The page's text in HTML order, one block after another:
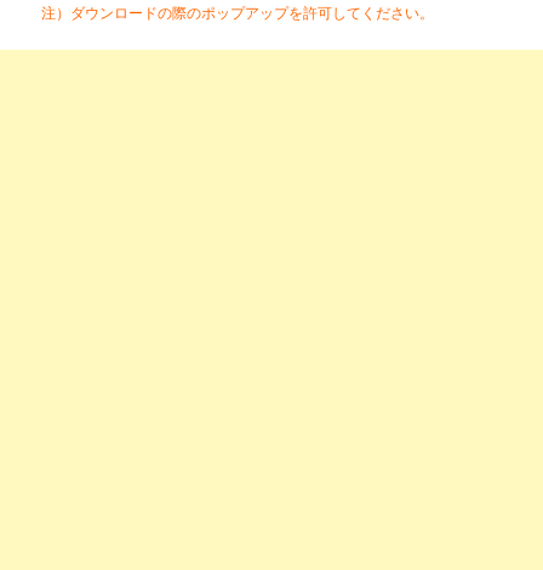
注）ダウンロードの際のポップアップを許可してください。